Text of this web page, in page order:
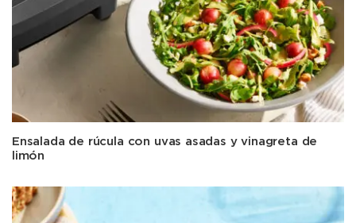
Ensalada de rúcula con uvas asadas y vinagreta de
limón